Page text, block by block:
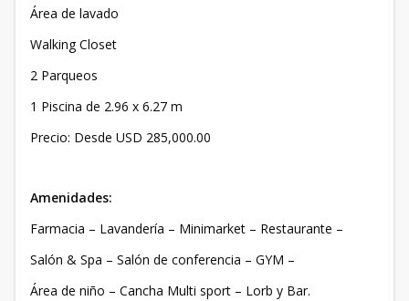
Área de lavado
Walking Closet
2 Parqueos
1 Piscina de 2.96 x 6.27 m
Precio: Desde USD 285,000.00
Amenidades:
Farmacia – Lavandería – Minimarket – Restaurante –
Salón & Spa – Salón de conferencia – GYM –
Área de niño – Cancha Multi sport – Lorb y Bar.